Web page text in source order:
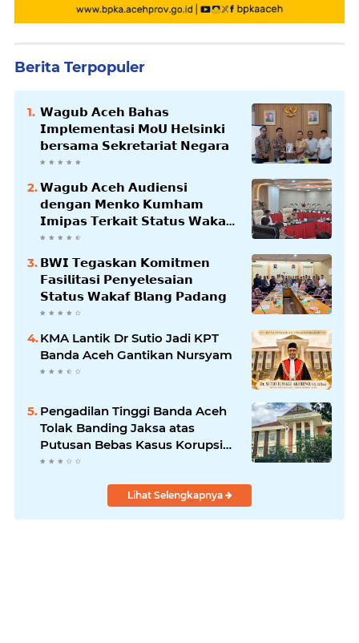
Berita Terpopuler
𝗪𝗮𝗴𝘂𝗯 𝗔𝗰𝗲𝗵 𝗕𝗮𝗵𝗮𝘀
𝗜𝗺𝗽𝗹𝗲𝗺𝗲𝗻𝘁𝗮𝘀𝗶 𝗠𝗼𝗨 𝗛𝗲𝗹𝘀𝗶𝗻𝗸𝗶
𝗯𝗲𝗿𝘀𝗮𝗺𝗮 𝗦𝗲𝗸𝗿𝗲𝘁𝗮𝗿𝗶𝗮𝘁 𝗡𝗲𝗴𝗮𝗿𝗮
𝗪𝗮𝗴𝘂𝗯 𝗔𝗰𝗲𝗵 𝗔𝘂𝗱𝗶𝗲𝗻𝘀𝗶
𝗱𝗲𝗻𝗴𝗮𝗻 𝗠𝗲𝗻𝗸𝗼 𝗞𝘂𝗺𝗵𝗮𝗺
𝗜𝗺𝗶𝗽𝗮𝘀 𝗧𝗲𝗿𝗸𝗮𝗶𝘁 𝗦𝘁𝗮𝘁𝘂𝘀 𝗪𝗮𝗸𝗮𝗳
𝗕𝗹𝗮𝗻𝗴𝗽𝗮𝗱𝗮𝗻𝗴
𝗕𝗪𝗜 𝗧𝗲𝗴𝗮𝘀𝗸𝗮𝗻 𝗞𝗼𝗺𝗶𝘁𝗺𝗲𝗻
𝗙𝗮𝘀𝗶𝗹𝗶𝘁𝗮𝘀𝗶 𝗣𝗲𝗻𝘆𝗲𝗹𝗲𝘀𝗮𝗶𝗮𝗻
𝗦𝘁𝗮𝘁𝘂𝘀 𝗪𝗮𝗸𝗮𝗳 𝗕𝗹𝗮𝗻𝗴 𝗣𝗮𝗱𝗮𝗻𝗴
KMA Lantik Dr Sutio Jadi KPT
Banda Aceh Gantikan Nursyam
Pengadilan Tinggi Banda Aceh
Tolak Banding Jaksa atas
Putusan Bebas Kasus Korupsi
Wastafel
Lihat Selengkapnya